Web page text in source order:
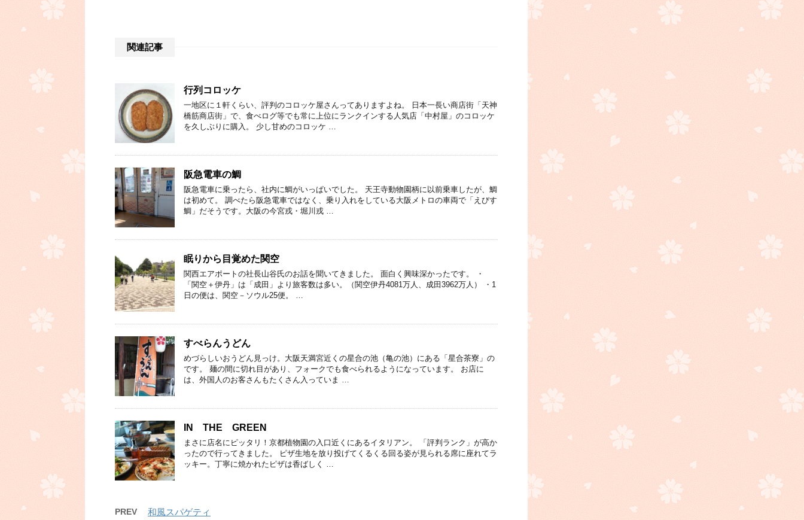
関連記事
行列コロッケ
一地区に１軒くらい、評判のコロッケ屋さんってありますよね。 日本一長い商店街「天神
橋筋商店街」で、食べログ等でも常に上位にランクインする人気店「中村屋」のコロッケ
を久しぶりに購入。 少し甘めのコロッケ …
阪急電車の鯛
阪急電車に乗ったら、社内に鯛がいっぱいでした。 天王寺動物園柄に以前乗車したが、鯛
は初めて。 調べたら阪急電車ではなく、乗り入れをしている大阪メトロの車両で「えびす
鯛」だそうです。大阪の今宮戎・堀川戎 …
眠りから目覚めた関空
関西エアポートの社長山谷氏のお話を聞いてきました。 面白く興味深かったです。 ・
「関空＋伊丹」は「成田」より旅客数は多い。（関空伊丹4081万人、成田3962万人） ・1
日の便は、関空－ソウル25便。 …
すべらんうどん
めづらしいおうどん見っけ。大阪天満宮近くの星合の池（亀の池）にある「星合茶寮」の
です。 麺の間に切れ目があり、フォークでも食べられるようになっています。 お店に
は、外国人のお客さんもたくさん入っていま …
IN THE GREEN
まさに店名にピッタリ！京都植物園の入口近くにあるイタリアン。 「評判ランク」が高か
ったので行ってきました。 ピザ生地を放り投げてくるくる回る姿が見られる席に座れてラ
ッキー。丁寧に焼かれたピザは香ばしく …
PREV 和風スパゲティ